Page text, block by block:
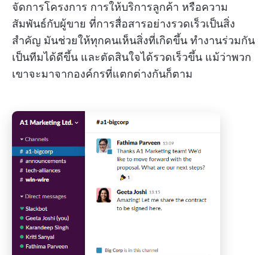
จัดการโครงการ การให้บริการลูกค้า หรือความ
สัมพันธ์กับผู้ขาย ที่การสื่อสารอย่างรวดเร็วเป็นสิ่ง
สำคัญ มันช่วยให้ทุกคนเห็นสิ่งที่เกิดขึ้น ทำงานร่วมกัน
เป็นทีมได้ดีขึ้น และตัดสินใจได้รวดเร็วขึ้น แม้ว่าพวก
เขาจะมาจากองค์กรที่แตกต่างกันก็ตาม